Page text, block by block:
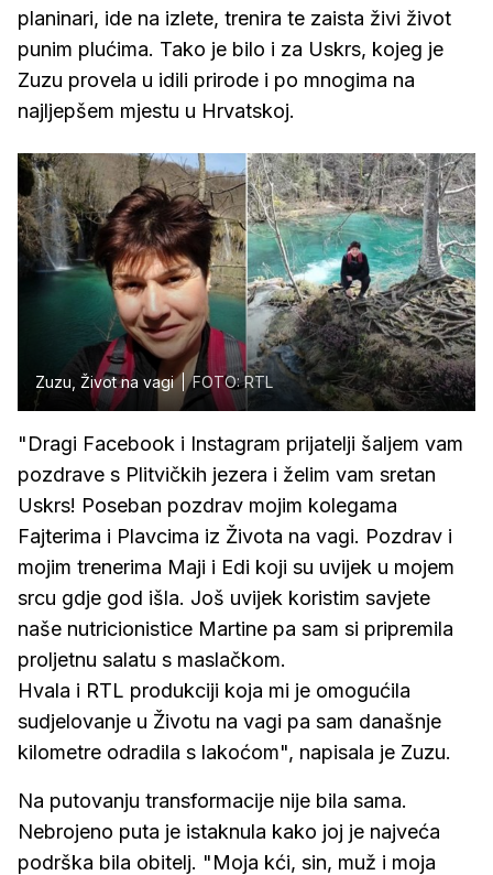
planinari, ide na izlete, trenira te zaista živi život
punim plućima. Tako je bilo i za Uskrs, kojeg je
Zuzu provela u idili prirode i po mnogima na
najljepšem mjestu u Hrvatskoj.
Zuzu, Život na vagi FOTO: RTL
"Dragi Facebook i Instagram prijatelji šaljem vam
pozdrave s Plitvičkih jezera i želim vam sretan
Uskrs! Poseban pozdrav mojim kolegama
Fajterima i Plavcima iz Života na vagi. Pozdrav i
mojim trenerima Maji i Edi koji su uvijek u mojem
srcu gdje god išla. Još uvijek koristim savjete
naše nutricionistice Martine pa sam si pripremila
proljetnu salatu s maslačkom.
Hvala i RTL produkciji koja mi je omogućila
sudjelovanje u Životu na vagi pa sam današnje
kilometre odradila s lakoćom", napisala je Zuzu.
Na putovanju transformacije nije bila sama.
Nebrojeno puta je istaknula kako joj je najveća
podrška bila obitelj. "Moja kći, sin, muž i moja